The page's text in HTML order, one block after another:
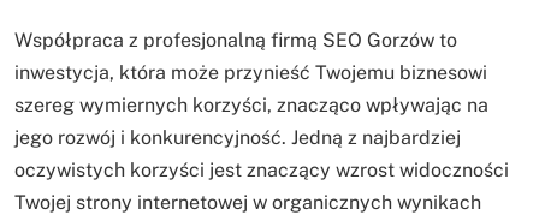
Współpraca z profesjonalną firmą SEO Gorzów to
inwestycja, która może przynieść Twojemu biznesowi
szereg wymiernych korzyści, znacząco wpływając na
jego rozwój i konkurencyjność. Jedną z najbardziej
oczywistych korzyści jest znaczący wzrost widoczności
Twojej strony internetowej w organicznych wynikach